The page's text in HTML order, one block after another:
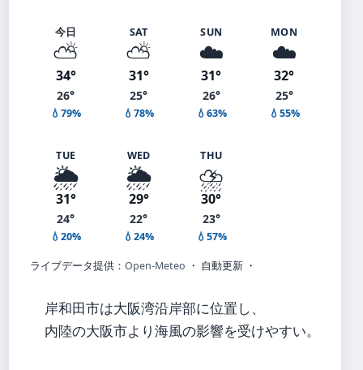
今日
⛅
34°
26°
💧79%
SAT
⛅
31°
25°
💧78%
SUN
☁️
31°
26°
💧63%
MON
☁️
32°
25°
💧55%
TUE
🌦️
31°
24°
💧20%
WED
🌦️
29°
22°
💧24%
THU
⛈️
30°
23°
💧57%
ライブデータ提供： Open-Meteo ・ 自動更新 ・
岸和田市は大阪湾沿岸部に位置し、
内陸の大阪市より海風の影響を受けやすい。